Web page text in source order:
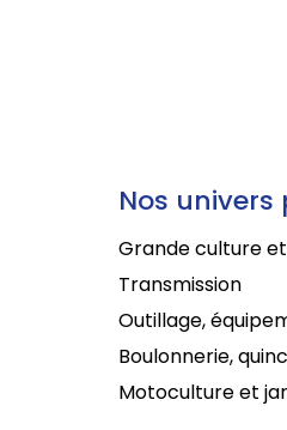
Nos
Grande culture
Transmission
Outillage,
Boulonnerie,
Motoculture et